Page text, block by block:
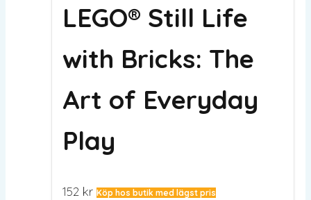
LEGO® Still Life
with Bricks: The
Art of Everyday
Play
152 kr Köp hos butik med lägst pris